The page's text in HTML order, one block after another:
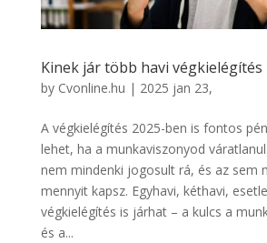
Kinek jár több havi végkielégítés
by Cvonline.hu | 2025 jan 23,
A végkielégítés 2025-ben is fontos
lehet, ha a munkaviszonyod
nem mindenki jogosult rá, és az sem
mennyit kapsz. Egyhavi, kéthavi,
végkielégítés is járhat – a kulcs a
és a...